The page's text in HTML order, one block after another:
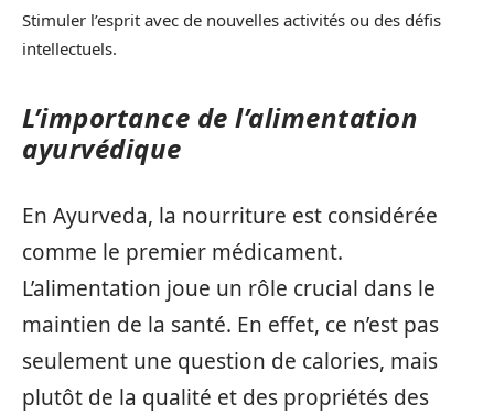
Stimuler l’esprit avec de nouvelles activités ou des défis
intellectuels.
L’importance de l’alimentation
ayurvédique
En Ayurveda, la nourriture est considérée
comme le premier médicament.
L’alimentation joue un rôle crucial dans le
maintien de la santé. En effet, ce n’est pas
seulement une question de calories, mais
plutôt de la qualité et des propriétés des